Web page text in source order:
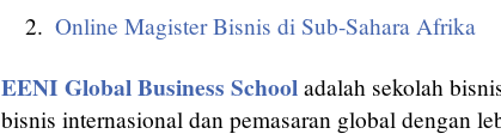
Online Magister Bisnis di Sub-Sahara Afrika
EENI Global Business School adalah sekolah
bisnis internasional dan pemasaran global dengan